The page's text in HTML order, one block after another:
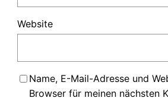
Website
Name, E-Mail-Adresse und
Browser für meinen nächsten